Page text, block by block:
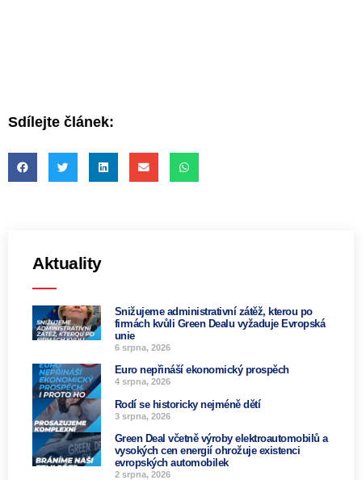
Sdílejte článek:
Aktuality
Snižujeme administrativní zátěž, kterou po
firmách kvůli Green Dealu vyžaduje Evropská
unie
6 srpna, 2026
Euro nepřináší ekonomický prospěch
4 srpna, 2026
Rodí se historicky nejméně dětí
3 srpna, 2026
Green Deal včetně výroby elektroautomobilů a
vysokých cen energií ohrožuje existenci
evropských automobilek
2 srpna, 2026